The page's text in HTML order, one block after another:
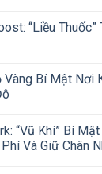
“Liều
Vàng Bí Mật Nơi
“Vũ Khí” Bí
Và Giữ Chân